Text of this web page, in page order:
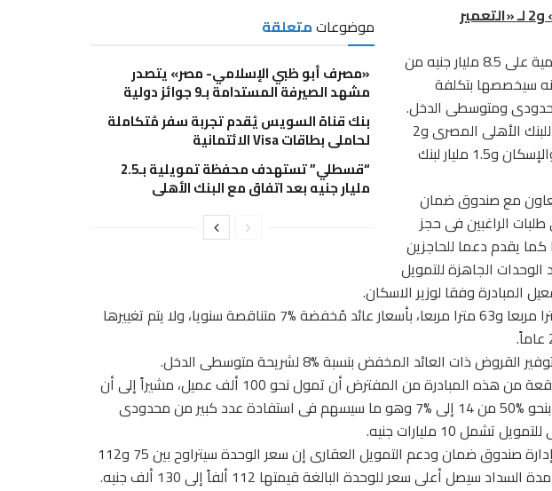
موضوعاتمتعلقة
«مصرف أبو ظبي الإسلامي- مصر» يتصدر
مشهد الصيرفة المستدامة بـ9 جوائز دولية
بنك قناة السويس يُقدم تجربة سفر مُتكاملة
لحاملي بطاقات Visa الائتمانية
“قسطلي” تستهدف محفظة تمويلية بـ2.5
مليار جنيه بعد اتفاق مع البنك الأهلي
3 مليارات لـ «الأهلى» و2 لـ «مصر» و2 لـ «التعمير
استحوذت أربعة بنوك ثلاثة منها حكومية على 8.5 مليار جنيه من
سيخصصها بتكلفة
ومتوسطى الدخل.
وتوزعت الـ 8.5 مليار بواقع 3 مليارات للبنك الأهلى المصرى و2
مليار لبنك مصر و2 مليار لبنك التعمير والإسكان و1.5 مليار لبنك
تعاون مع صندوق ضمان
الراغبين فى حجز
كما يقدم دعما للحاجزين
عدد الوحدات الجاهزة للتمويل
المبادرة وفقا لوزير الاسكان.
أضاف أن المساحات تتراوح بين 57 مترا مربعا و63 مترا مربعا، بأسعار عائد مُخفضة %7 متناقصة سنويا، ولا يتم تغييرها
ذات العائد المخفض بنسبة %8 لشريحة متوسطى الدخل.
وأعلن مدبولى أن البروتوكولات الموقعة من هذه المبادرة من المفترض أن تمول نحو 100 ألف عميل، مشيراً إلى أن
هذه المبادرة خفضت العائد السنوى بنحو %50 من 14 إلى %7 وهو ما سيسهم فى استفادة عدد كبير من محدودى
10 مليارات جنيه.
وقالت مى عبدالحميد، رئيس مجلس إدارة صندوق ضمان ودعم التمويل العقارى إن سعر الوحدة سيتراوح بين 75 و112
أعلى سعر للوحدة البالغة قيمتها 112 ألفاً إلى 130 ألف جنيه.